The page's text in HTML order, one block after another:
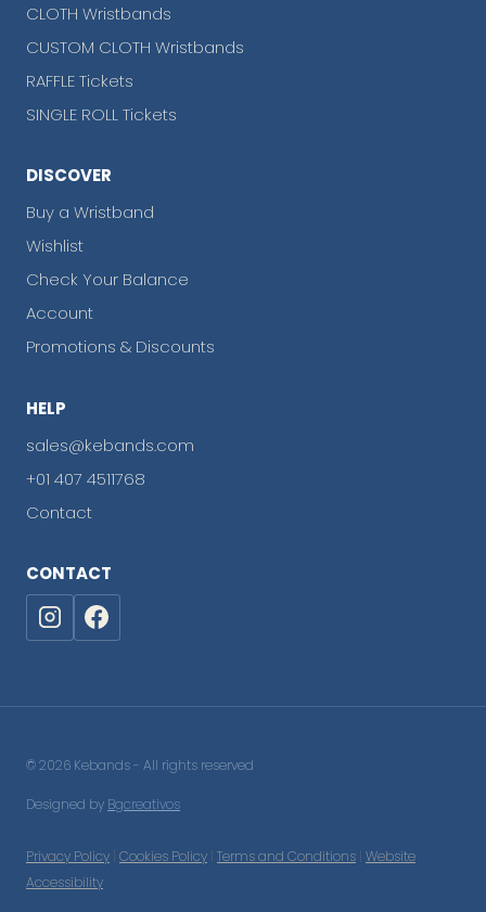
CLOTH Wristbands
CUSTOM CLOTH Wristbands
RAFFLE Tickets
SINGLE ROLL Tickets
DISCOVER
Buy a Wristband
Wishlist
Check Your Balance
Account
Promotions & Discounts
HELP
sales@kebands.com
+01 407 4511768
Contact
CONTACT
© 2026 Kebands - All rights reserved
Designed by Bgcreativos
Privacy Policy | Cookies Policy | Terms and Conditions | Website
Accessibility